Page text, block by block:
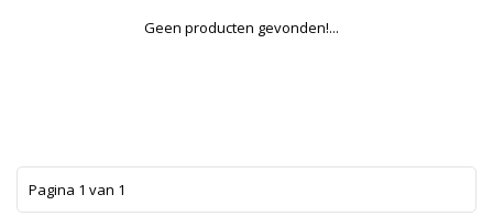
Geen producten gevonden!...
Pagina 1 van 1